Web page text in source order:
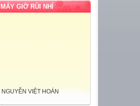
MẤY GIỜ RÙI NHỈ
NGUYỄN VIỆT HOÁN